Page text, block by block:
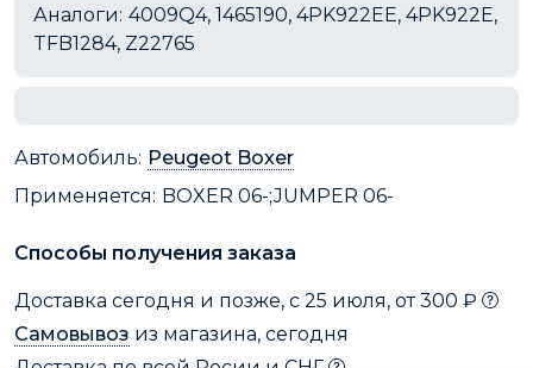
Аналоги: 4009Q4, 1465190, 4PK922EE, 4PK922E,
TFB1284, Z22765
Автомобиль: Peugeot Boxer
Применяется: BOXER 06-;JUMPER 06-
Способы получения заказа
Доставка сегодня и позже, с 25 июля, от 300 ₽
Самовывоз из магазина, сегодня